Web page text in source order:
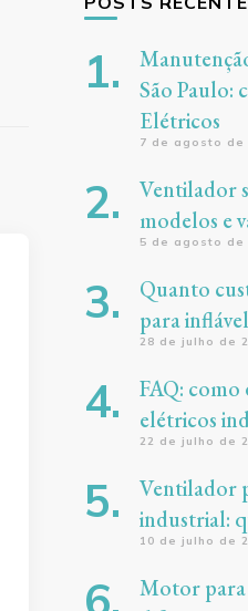
São Paulo:
Elétricos
7 de agosto de
Ventilador
modelos e
5 de agosto de
Quanto
para
28 de julho de
FAQ:
elétricos
22 de julho de
Ventilador
industrial:
10 de julho de
Motor para